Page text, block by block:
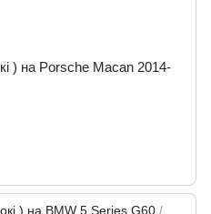
) на Porsche Macan 2014-